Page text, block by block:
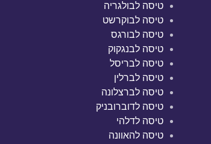
טיסה לבולגריה
טיסה לבוקרשט
טיסה לבורגס
טיסה לבנגקוק
טיסה לבריסל
טיסה לברלין
טיסה לברצלונה
טיסה לדוברובניק
טיסה לדלהי
טיסה להאוונה